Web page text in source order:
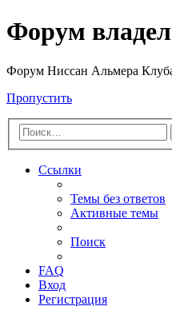
Форум
Форум Ниссан Альмера
Пропустить
Ссылки
Темы без ответов
Активные темы
Поиск
FAQ
Вход
Регистрация